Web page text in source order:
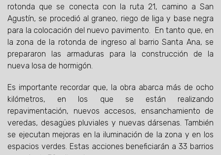
rotonda que se conecta con la ruta 21, camino a San
Agustín, se procedió al graneo, riego de liga y base negra
para la colocación del nuevo pavimento. En tanto que, en
la zona de la rotonda de ingreso al barrio Santa Ana, se
prepararon las armaduras para la construcción de la
nueva losa de hormigón.
Es importante recordar que, la obra abarca más de ocho
kilómetros, en los que se están realizando
repavimentación, nuevos accesos, ensanchamiento de
veredas, desagües pluviales y nuevas dársenas. También
se ejecutan mejoras en la iluminación de la zona y en los
espacios verdes. Estas acciones beneficiarán a 33 barrios